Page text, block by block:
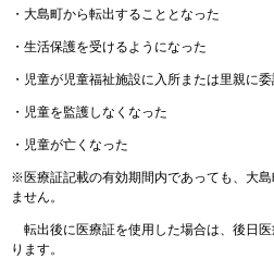
・大島町から転出することとなった
・生活保護を受けるようになった
・児童が児童福祉施設に入所または里親に
・児童を監護しなくなった
・児童が亡くなった
※医療証記載の有効期間内であっても、大
ません。
転出後に医療証を使用した場合は、後日
ります。